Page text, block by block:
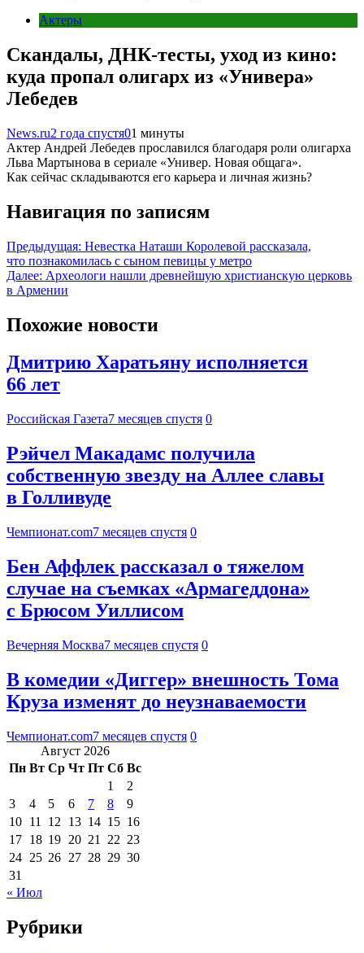
Актеры
Скандалы, ДНК-тесты, уход из кино:
куда пропал олигарх из «Универа»
Лебедев
News.ru2 года спустя01 минуты
Актер Андрей Лебедев прославился благодаря роли олигарха
Льва Мартынова в сериале «Универ. Новая общага».
Как сейчас складываются его карьера и личная жизнь?
Навигация по записям
Предыдущая: Невестка Наташи Королевой рассказала,
что познакомилась с сыном певицы у метро
Далее: Археологи нашли древнейшую христианскую церковь
в Армении
Похожие новости
Дмитрию Харатьяну исполняется
66 лет
Российская Газета7 месяцев спустя 0
Рэйчел Макадамс получила
собственную звезду на Аллее славы
в Голливуде
Чемпионат.com7 месяцев спустя 0
Бен Аффлек рассказал о тяжелом
случае на съемках «Армагеддона»
с Брюсом Уиллисом
Вечерняя Москва7 месяцев спустя 0
В комедии «Диггер» внешность Тома
Круза изменят до неузнаваемости
Чемпионат.com7 месяцев спустя 0
Август 2026
Пн Вт Ср Чт Пт Сб Вс
1
2
3
4 5 6 7 8
9
10 11 12 13 14 15 16
17 18 19 20 21 22 23
24 25 26 27 28 29 30
31
« Июл
Рубрики